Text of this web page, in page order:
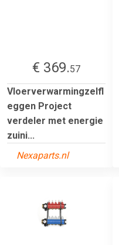
€ 369.57
Vloerverwarmingzelfl
eggen Project
verdeler met energie
zuini...
Nexaparts.nl